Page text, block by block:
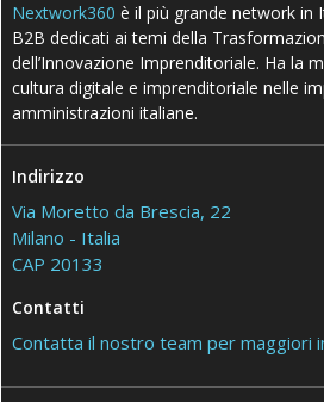
Nextwork360 è il più grande network in
B2B dedicati ai temi della
dell’Innovazione Imprenditoriale. Ha la
cultura digitale e imprenditoriale nelle
amministrazioni italiane.
Indirizzo
Via Moretto da Brescia, 22
Milano - Italia
CAP 20133
Contatti
Contatta il nostro team per maggiori